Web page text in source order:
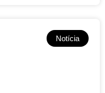
Notícia